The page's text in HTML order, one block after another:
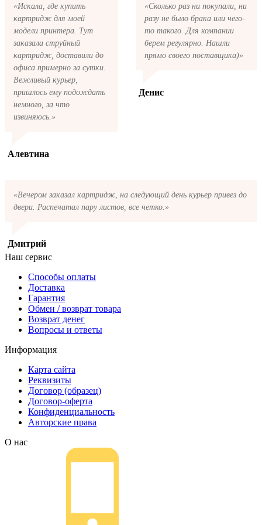
возможно, чтобы оформить доставку. Если
вы не получили письмо с копией заказа,
пожалуйста, свяжитесь с нами через сервис
обратная связь, или позвоните.
«Искала, где купить
картридж для моей
модели принтера. Тут
заказала струйный
картридж, доставили до
офиса примерно за сутки.
Вежливый курьер,
пришлось ему подождать
немного, за что
извиняюсь.»
Алевтина
«Сколько раз ни покупали, ни
разу не было брака или чего-
то такого. Для компании
берем регулярно. Нашли
прямо своего поставщика)»
Денис
«Вечером заказал картридж, на следующий день курьер привез до
двери. Распечатал пару листов, все четко.»
Дмитрий
Наш сервис
Способы оплаты
Доставка
Гарантия
Обмен / возврат товара
Возврат денег
Вопросы и ответы
Информация
Карта сайта
Реквизиты
Договор (образец)
Договор-оферта
Конфиденциальность
Авторские права
О нас